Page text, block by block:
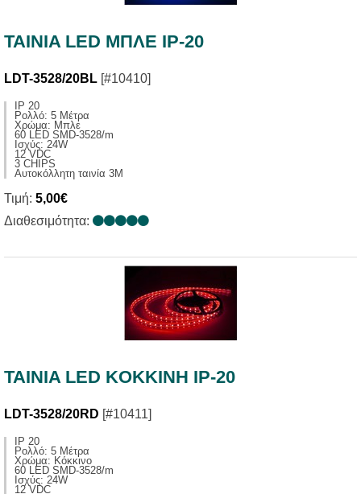
TAINIA LED ΜΠΛΕ IP-20
LDT-3528/20BL [#10410]
IP 20
Ρολλό: 5 Μέτρα
Χρώμα: Μπλε
60 LED SMD-3528/m
Ισχύς: 24W
12 VDC
3 CHIPS
Αυτοκόλλητη ταινία 3Μ
Τιμή: 5,00€
Διαθεσιμότητα:
TAINIA LED KOKKINH IP-20
LDT-3528/20RD [#10411]
IP 20
Ρολλό: 5 Μέτρα
Χρώμα: Κόκκινο
60 LED SMD-3528/m
Ισχύς: 24W
12 VDC